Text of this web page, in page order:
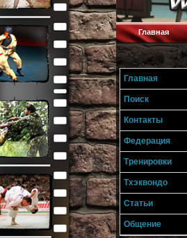
Главная
Главная
Поиск
Контакты
Федерация
Тренировки
Тхэквондо
Статьи
Общение